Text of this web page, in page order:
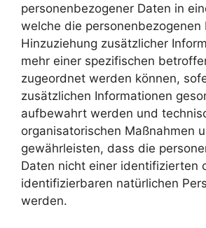
personenbezogener Daten in
welche die personenbezogenen
Hinzuziehung zusätzlicher
mehr einer spezifischen
zugeordnet werden können,
zusätzlichen Informationen
aufbewahrt werden und
organisatorischen Maßnahmen
gewährleisten, dass die
Daten nicht einer identifizierten
identifizierbaren natürlichen
werden.